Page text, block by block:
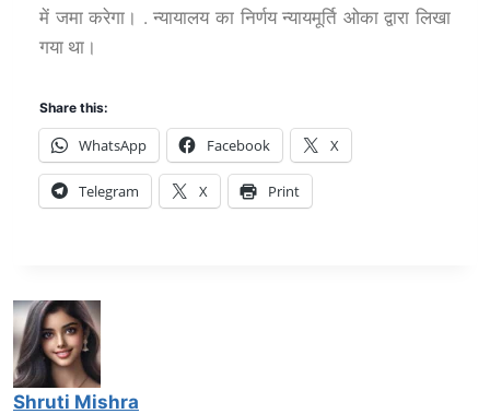
में जमा करेगा। . न्यायालय का निर्णय न्यायमूर्ति ओका द्वारा लिखा
गया था।
Share this:
WhatsApp Facebook X
Telegram X Print
Shruti Mishra